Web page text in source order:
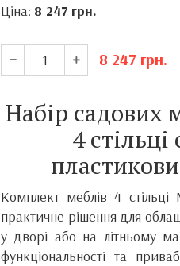
Ціна: 8 247 грн.
8 247 грн.
Набір садових
4
Комплект меблів 4
практичне рішення для
у дворі або на літньому
функціональності та